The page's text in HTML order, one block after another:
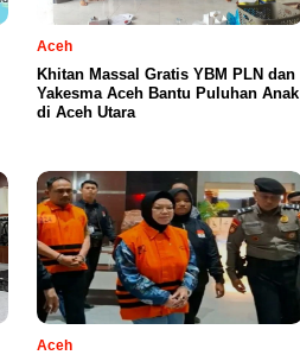
Aceh
Khitan Massal Gratis YBM PLN dan
Yakesma Aceh Bantu Puluhan Anak
di Aceh Utara
Aceh